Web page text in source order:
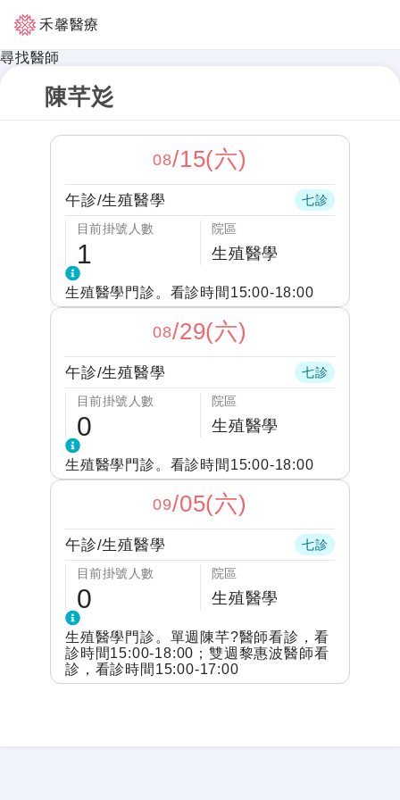
禾馨醫療
尋找醫師
陳芊彣
08/15(六)
午診/生殖醫學
七診
目前掛號人數
1
院區
生殖醫學
生殖醫學門診。看診時間15:00-18:00
08/29(六)
午診/生殖醫學
七診
目前掛號人數
0
院區
生殖醫學
生殖醫學門診。看診時間15:00-18:00
09/05(六)
午診/生殖醫學
七診
目前掛號人數
0
院區
生殖醫學
生殖醫學門診。單週陳芊?醫師看診，看
診時間15:00-18:00；雙週黎惠波醫師看
診，看診時間15:00-17:00